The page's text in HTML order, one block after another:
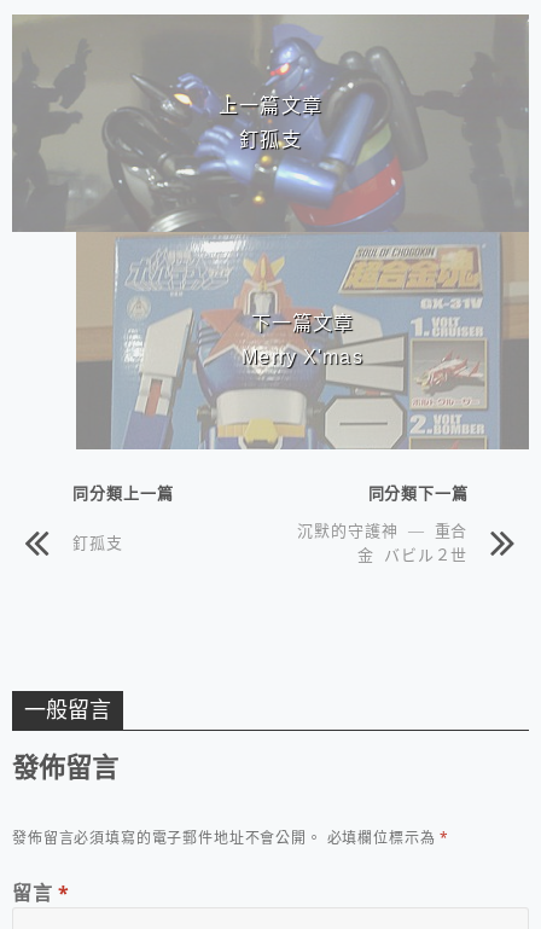
上一篇文章
釘孤支
下一篇文章
Merry X'mas
同分類上一篇
釘孤支
同分類下一篇
沉默的守護神 — 重合
金 バビル２世
一般留言
發佈留言
發佈留言必須填寫的電子郵件地址不會公開。 必填欄位標示為*
留言 *